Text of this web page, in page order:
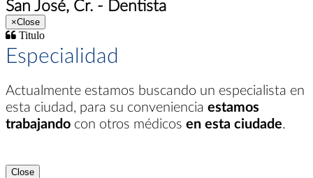
San José, Cr. - Dentista
×Close
Titulo
Especialidad
Actualmente estamos buscando un especialista en
esta ciudad, para su conveniencia estamos
trabajando con otros médicos en esta ciudade.
Close